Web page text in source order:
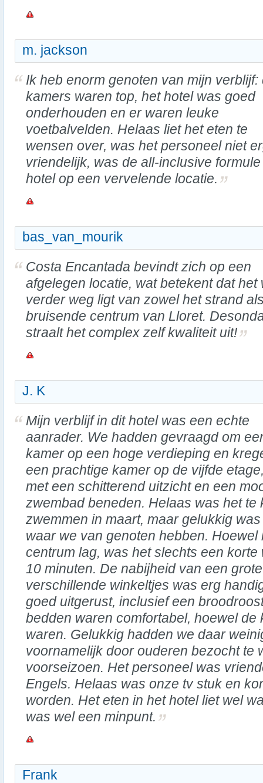
m. jackson
Ik heb enorm genoten van mijn verblijf:
kamers waren top, het hotel was goed
onderhouden en er waren leuke
voetbalvelden. Helaas liet het eten te
wensen over, was het personeel niet
vriendelijk, was de all-inclusive
hotel op een vervelende locatie.
bas_van_mourik
Costa Encantada bevindt zich op een
afgelegen locatie, wat betekent dat het
verder weg ligt van zowel het strand
bruisende centrum van Lloret.
straalt het complex zelf kwaliteit uit!
J. K
Mijn verblijf in dit hotel was een echte
aanrader. We hadden gevraagd om
kamer op een hoge verdieping en
een prachtige kamer op de vijfde
met een schitterend uitzicht en een
zwembad beneden. Helaas was het te
zwemmen in maart, maar gelukkig
waar we van genoten hebben.
centrum lag, was het slechts een
10 minuten. De nabijheid van een
verschillende winkeltjes was erg
goed uitgerust, inclusief een
bedden waren comfortabel, hoewel de
waren. Gelukkig hadden we daar
voornamelijk door ouderen bezocht te
voorseizoen. Het personeel was
Engels. Helaas was onze tv stuk en
worden. Het eten in het hotel liet wel
was wel een minpunt.
Frank